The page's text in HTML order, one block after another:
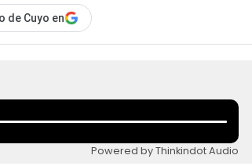
de Cuyo en
Powered by Thinkindot Audio